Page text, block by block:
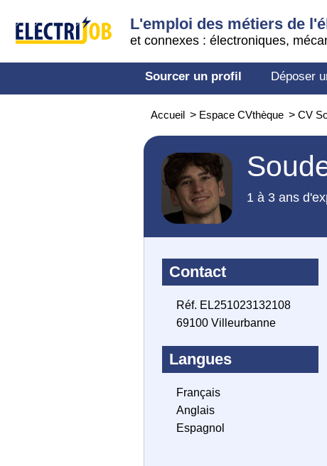
L'emploi des métiers de
et connexes : électroniques,
Sourcer un profil Déposer
Accueil > Espace CVthèque > CV
1 à 3 ans
Contact
Réf. EL251023132108
69100 Villeurbanne
Langues
Français
Anglais
Espagnol